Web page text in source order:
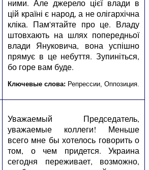
ними. Але джерело цієї влади в
цій країні є народ, а не олігархічна
кліка. Пам'ятайте про це. Владу
штовхають на шлях попередньої
влади Януковича, вона успішно
прямує в це небуття. Зупиніться,
бо горе вам буде.
Ключевые слова: Репрессии Оппозиция
Уважаемый Председатель,
уважаемые коллеги! Меньше
всего мне бы хотелось говорить о
том, о чем придется. Украина
сегодня переживает, возможно,